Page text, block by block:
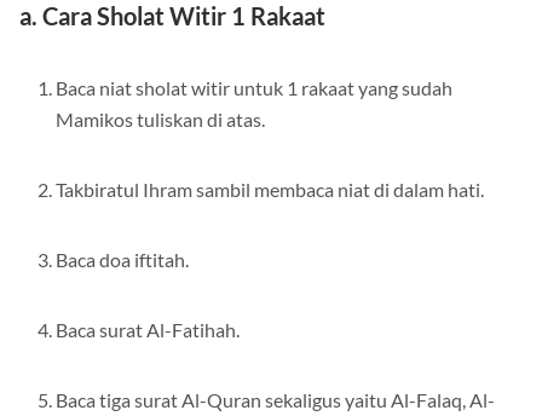
a. Cara Sholat Witir 1 Rakaat
Baca niat sholat witir untuk 1 rakaat yang sudah
Mamikos tuliskan di atas.
Takbiratul Ihram sambil membaca niat di dalam hati.
Baca doa iftitah.
Baca surat Al-Fatihah.
Baca tiga surat Al-Quran sekaligus yaitu Al-Falaq, Al-